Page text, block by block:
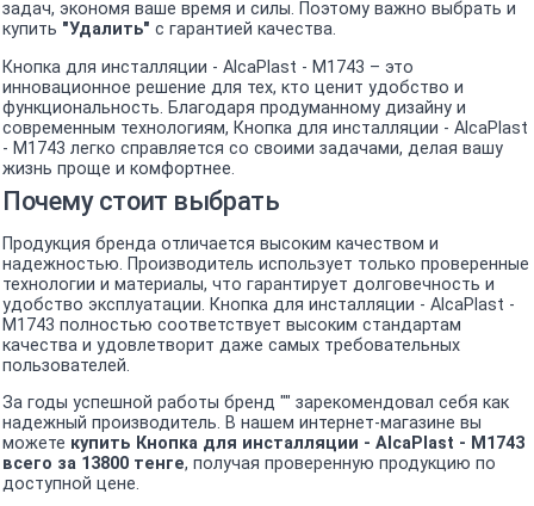
задач, экономя ваше время и силы. Поэтому важно выбрать и
купить "Удалить" с гарантией качества.
Кнопка для инсталляции - AlcaPlast - M1743 – это
инновационное решение для тех, кто ценит удобство и
функциональность. Благодаря продуманному дизайну и
современным технологиям, Кнопка для инсталляции - AlcaPlast
- M1743 легко справляется со своими задачами, делая вашу
жизнь проще и комфортнее.
Почему стоит выбрать
Продукция бренда отличается высоким качеством и
надежностью. Производитель использует только проверенные
технологии и материалы, что гарантирует долговечность и
удобство эксплуатации. Кнопка для инсталляции - AlcaPlast -
M1743 полностью соответствует высоким стандартам
качества и удовлетворит даже самых требовательных
пользователей.
За годы успешной работы бренд "" зарекомендовал себя как
надежный производитель. В нашем интернет-магазине вы
можете купить Кнопка для инсталляции - AlcaPlast - M1743
всего за 13800 тенге, получая проверенную продукцию по
доступной цене.